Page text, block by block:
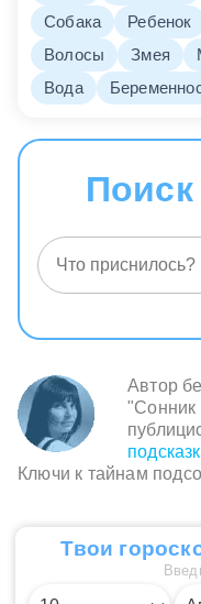
Собака
Ребенок
Волосы
Змея
Вода
Автор
"Сонник
Ключи к тайнам
Твои